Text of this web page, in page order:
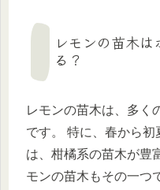
レモンの苗木
る？
レモンの苗木は、多く
です。 特に、春から
は、柑橘系の苗木が豊
モンの苗木もその一つ